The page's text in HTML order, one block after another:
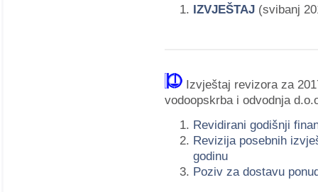
IZVJEŠTAJ (svibanj
Izvještaj revizora za
vodoopskrba i odvodnja
Revidirani godišnji
Revizija posebnih
godinu
Poziv za dostavu